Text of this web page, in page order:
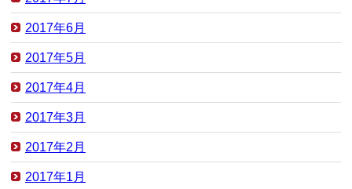
2017年6月
2017年5月
2017年4月
2017年3月
2017年2月
2017年1月